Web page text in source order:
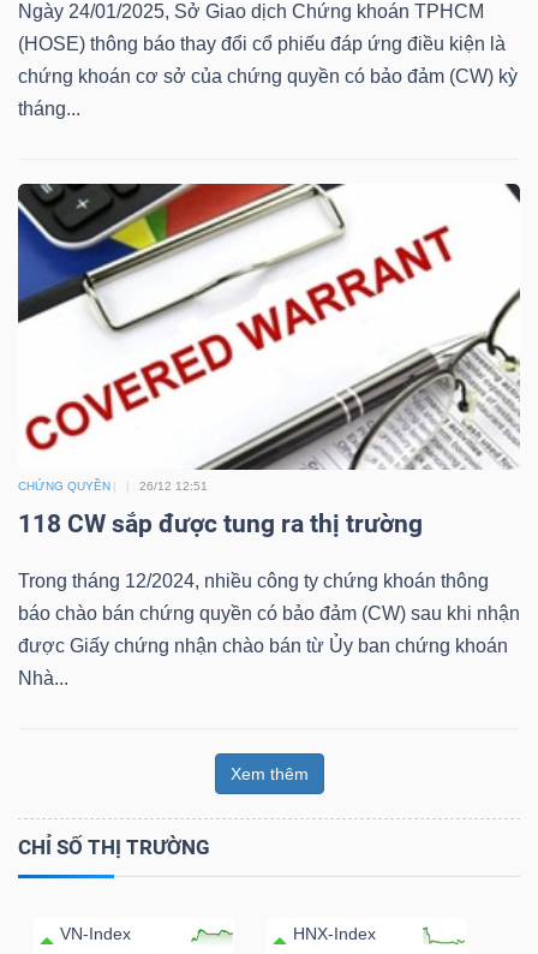
Ngày 24/01/2025, Sở Giao dịch Chứng khoán TPHCM
(HOSE) thông báo thay đổi cổ phiếu đáp ứng điều kiện là
chứng khoán cơ sở của chứng quyền có bảo đảm (CW) kỳ
tháng...
CHỨNG QUYỀN 26/12 12:51
118 CW sắp được tung ra thị trường
Trong tháng 12/2024, nhiều công ty chứng khoán thông
báo chào bán chứng quyền có bảo đảm (CW) sau khi nhận
được Giấy chứng nhận chào bán từ Ủy ban chứng khoán
Nhà...
Xem thêm
CHỈ SỐ THỊ TRƯỜNG
VN-Index HNX-Index
(-)
Tất cả Cổ phiếu Chỉ số Chứng chỉ quỹ
(-)
Tất cả Người nội bộ Người liên quan Cổ đông lớn
Tin
viết
của
giả
(-)
(-)
Thuật